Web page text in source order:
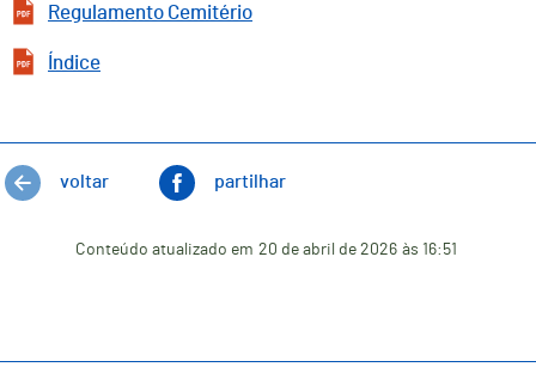
Regulamento Cemitério
Índice
voltar partilhar
Conteúdo atualizado em 20 de abril de 2026 às 16:51